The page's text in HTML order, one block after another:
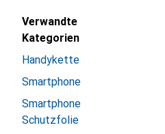
Verwandte
Kategorien
Handykette
Smartphone
Smartphone
Schutzfolie